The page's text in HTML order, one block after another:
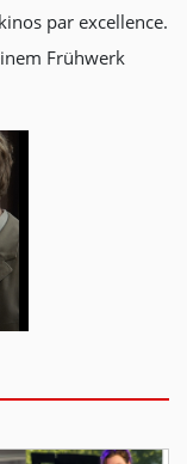
par excellence.
Frühwerk